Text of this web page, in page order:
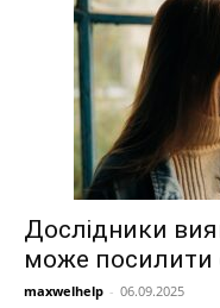
Дослідники
може посилити
maxwelhelp - 06.09.2025